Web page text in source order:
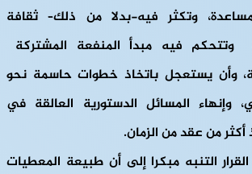
وتكثر فيه-بدلا من ذلك– ثقافة
وتتحكم فيه مبدأ المنفعة المشتركة
وأن يستعجل باتخاذ خطوات حاسمة نحو
وإنهاء المسائل الدستورية العالقة في
أكثر من عقد من الزمان.
التنبه مبكرا إلى أن طبيعة المعطيات